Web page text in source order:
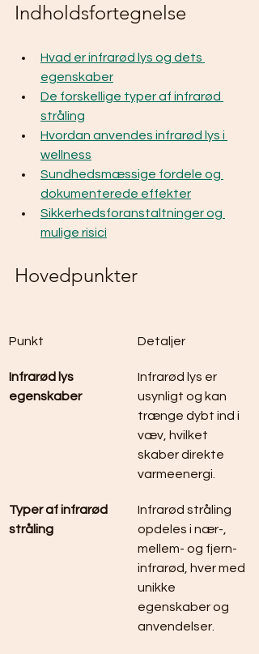
Indholdsfortegnelse
Hvad er infrarød lys og dets
egenskaber
De forskellige typer af infrarød
stråling
Hvordan anvendes infrarød lys i
wellness
Sundhedsmæssige fordele og
dokumenterede effekter
Sikkerhedsforanstaltninger og
mulige risici
Hovedpunkter
Punkt Detaljer
Infrarød lys
egenskaber
Infrarød lys er
usynligt og kan
trænge dybt ind i
væv, hvilket
skaber direkte
varmeenergi.
Typer af infrarød
stråling
Infrarød stråling
opdeles i nær-,
mellem- og fjern-
infrarød, hver med
unikke
egenskaber og
anvendelser.